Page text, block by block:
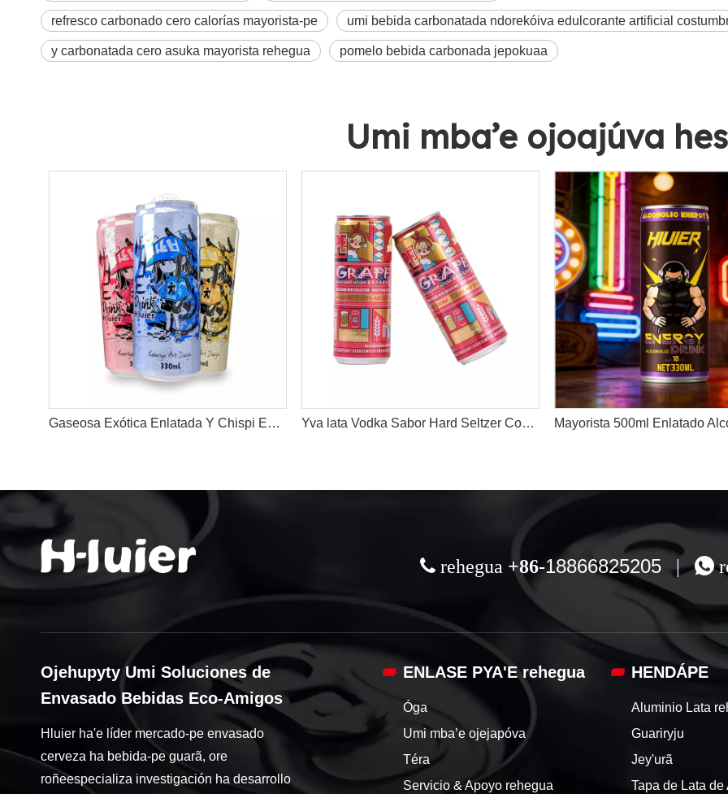
refresco carbonado cero calorías mayorista-pe umi bebida carbonatada ndorekóiva edulcorante artificial
y carbonatada cero asuka mayorista rehegua pomelo bebida carbonada jepokuaa
Umi mba’e ojoajúva
Gaseosa Exótica Enlatada Y Chispi Exótico Refresco Yva lata Vodka Sabor Hard Seltzer Coctel Bebidas
 rehegua +86-18866825205|
Ojehupyty Umi Soluciones de
Envasado Bebidas Eco-Amigos
Hluier ha'e líder mercado-pe envasado
cerveza ha bebida-pe guarã, ore
roñeespecializa investigación ha desarrollo
ENLASE PYA'E rehegua
Óga
Umi mba’e ojejapóva
Téra
Servicio & Apoyo rehegua
HENDÁPE
Aluminio Lata
Guariryju
Jey'urã
Tapa de Lata